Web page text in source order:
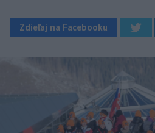
Zdieľaj na Facebooku